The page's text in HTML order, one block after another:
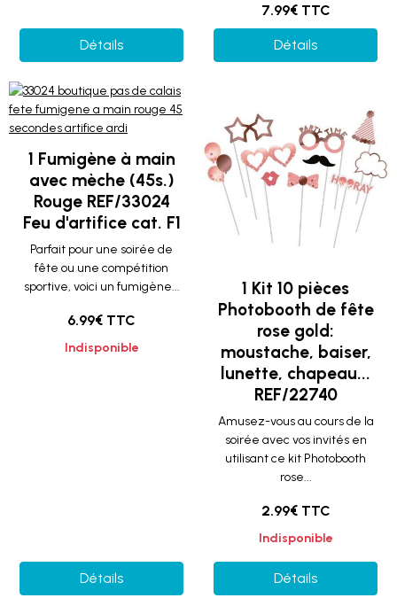
Détails
7.99€ TTC
Détails
1 Fumigène à main
avec mèche (45s.)
Rouge REF/33024
Feu d'artifice cat. F1
Parfait pour une soirée de
fête ou une compétition
sportive, voici un fumigène...
6.99€ TTC
Indisponible
Détails
1 Kit 10 pièces
Photobooth de fête
rose gold:
moustache, baiser,
lunette, chapeau...
REF/22740
Amusez-vous au cours de la
soirée avec vos invités en
utilisant ce kit Photobooth
rose...
2.99€ TTC
Indisponible
Détails